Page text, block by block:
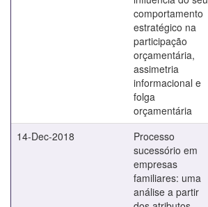
comportamento
estratégico na
participação
orçamentária,
assimetria
informacional e
folga
orçamentária
14-Dec-2018
Processo
sucessório em
empresas
familiares: uma
análise a partir